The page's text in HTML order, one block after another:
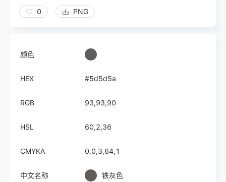
0 PNG
颜色
HEX #5d5d5a
RGB 93,93,90
HSL 60,2,36
CMYKA 0,0,3,64,1
中文名称 铁灰色